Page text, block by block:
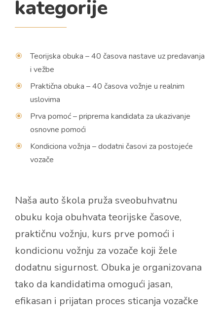
kategorije
Teorijska obuka – 40 časova nastave uz predavanja
i vežbe
Praktična obuka – 40 časova vožnje u realnim
uslovima
Prva pomoć – priprema kandidata za ukazivanje
osnovne pomoći
Kondiciona vožnja – dodatni časovi za postojeće
vozače
Naša auto škola pruža sveobuhvatnu
obuku koja obuhvata teorijske časove,
praktičnu vožnju, kurs prve pomoći i
kondicionu vožnju za vozače koji žele
dodatnu sigurnost. Obuka je organizovana
tako da kandidatima omogući jasan,
efikasan i prijatan proces sticanja vozačke